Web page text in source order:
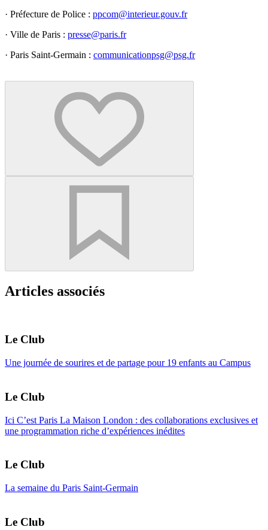
· Préfecture de Police : ppcom@interieur.gouv.fr
· Ville de Paris : presse@paris.fr
· Paris Saint-Germain : communicationpsg@psg.fr
Articles associés
Le Club
Une journée de sourires et de partage pour 19 enfants au Campus
Le Club
Ici C’est Paris La Maison London : des collaborations exclusives et
une programmation riche d’expériences inédites
Le Club
La semaine du Paris Saint-Germain
Le Club